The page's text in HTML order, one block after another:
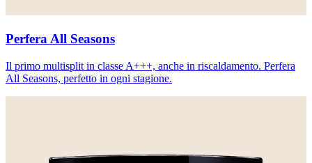
Perfera All Seasons
Il primo multisplit in classe A+++, anche in riscaldamento. Perfera
All Seasons, perfetto in ogni stagione.